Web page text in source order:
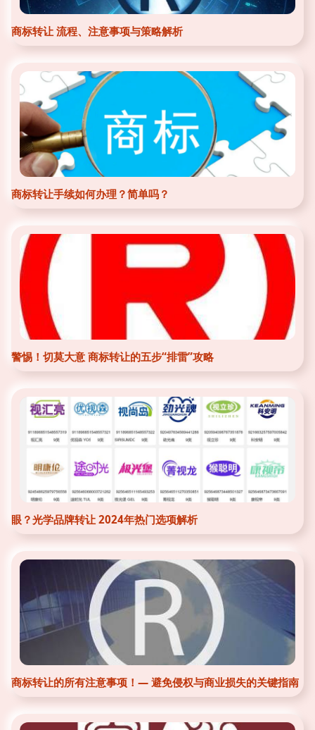
商标转让 流程、注意事项与策略解析
商标转让手续如何办理？简单吗？
警惕！切莫大意 商标转让的五步“排雷”攻略
眼？光学品牌转让 2024年热门选项解析
商标转让的所有注意事项！— 避免侵权与商业损失的关键指南